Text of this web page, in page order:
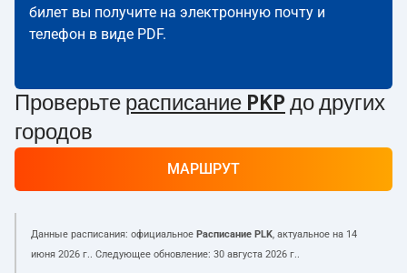
билет вы получите на электронную почту и
телефон в виде PDF.
Проверьте расписание PKP до других
городов
МАРШРУТ
Данные расписания: официальное Расписание PLK, актуальное на 14
июня 2026 г.. Следующее обновление: 30 августа 2026 г..